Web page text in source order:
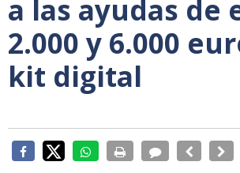
a las ayudas de
2.000 y 6.000
kit digital